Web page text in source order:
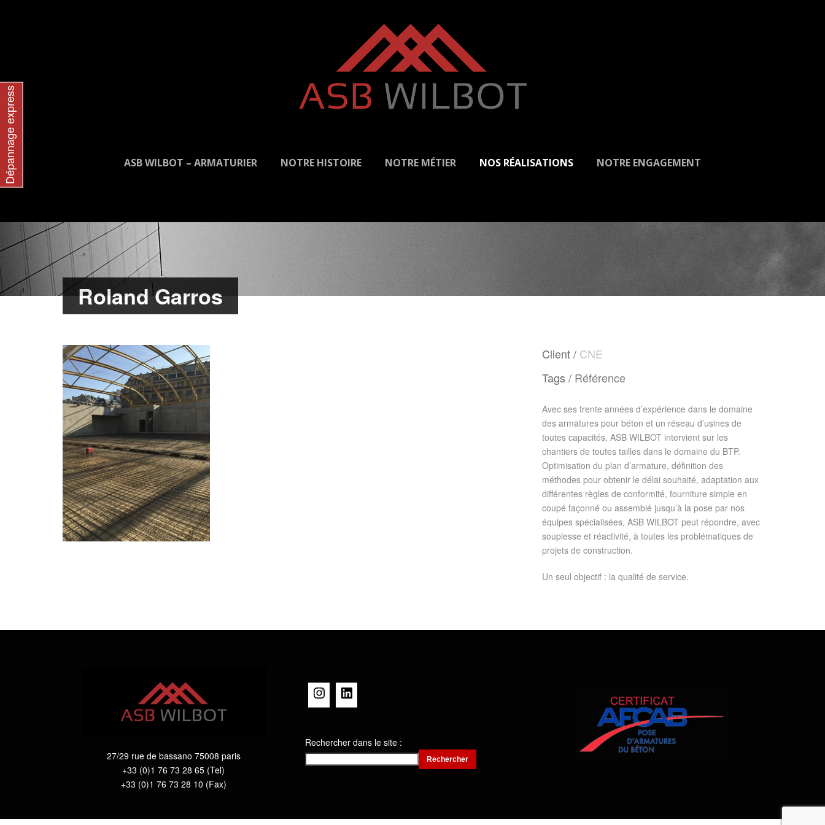
ASB WILBOT – ARMATURIER NOTRE HISTOIRE NOTRE MÉTIER NOS RÉALISATIONS NOTRE ENGAGEMENT
Roland Garros
Client / CNE
Tags / Référence
Avec ses trente années d’expérience dans le domaine
des armatures pour béton et un réseau d’usines de
toutes capacités, ASB WILBOT intervient sur les
chantiers de toutes tailles dans le domaine du BTP.
Optimisation du plan d’armature, définition des
méthodes pour obtenir le délai souhaité, adaptation aux
différentes règles de conformité, fourniture simple en
coupé façonné ou assemblé jusqu’à la pose par nos
équipes spécialisées, ASB WILBOT peut répondre, avec
souplesse et réactivité, à toutes les problématiques de
projets de construction.
Un seul objectif : la qualité de service.
27/29 rue de bassano 75008 paris
+33 (0)1 76 73 28 65 (Tel)
+33 (0)1 76 73 28 10 (Fax)
Instagram
Rechercher dans le site :
Rechercher
Dépannage express